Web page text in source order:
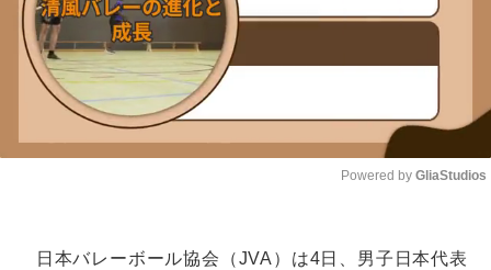
Powered by GliaStudios
日本バレーボール協会（JVA）は4日、男子日本代表